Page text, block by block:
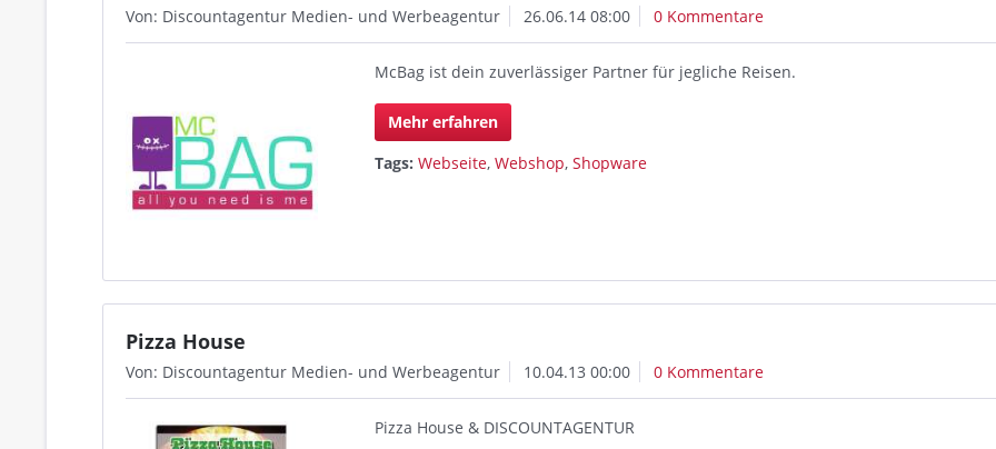
Von: Discountagentur Medien- und Werbeagentur 26.06.14 08:00 0 Kommentare
McBag ist dein zuverlässiger Partner für jegliche Reisen.
Mehr erfahren
Tags: Webseite,Webshop,Shopware
Pizza House
Von: Discountagentur Medien- und Werbeagentur 10.04.13 00:00 0 Kommentare
Pizza House & DISCOUNTAGENTUR